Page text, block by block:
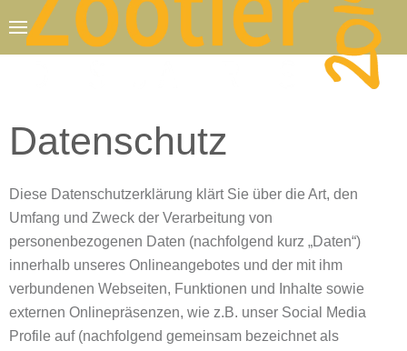
Zum Hauptinhalt springen
Datenschutz
Diese Datenschutzerklärung klärt Sie über die Art, den
Umfang und Zweck der Verarbeitung von
personenbezogenen Daten (nachfolgend kurz „Daten“)
innerhalb unseres Onlineangebotes und der mit ihm
verbundenen Webseiten, Funktionen und Inhalte sowie
externen Onlinepräsenzen, wie z.B. unser Social Media
Profile auf (nachfolgend gemeinsam bezeichnet als